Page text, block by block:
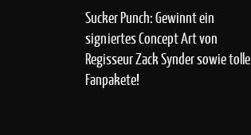
Sucker Punch: Gewinnt ein
signiertes Concept Art von
Regisseur Zack Synder sowie tolle
Fanpakete!